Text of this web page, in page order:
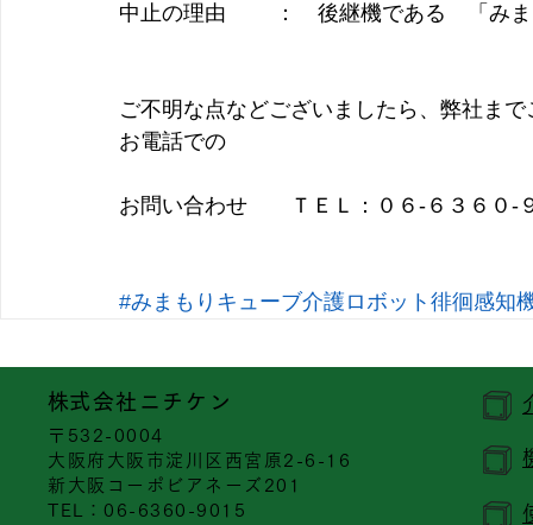
中止の理由　　 ：　後継機である　「み
ご不明な点などございましたら、弊社ま
お電話での
お問い合わせ　　ＴＥＬ：０６-６３６０-
#みまもりキューブ介護ロボット徘徊感知
​株式会社ニチケン
〒532-0004
大阪府大阪市淀川区西宮原2-6-16
新大阪コーポビアネーズ201
​TEL：06-6360-9015